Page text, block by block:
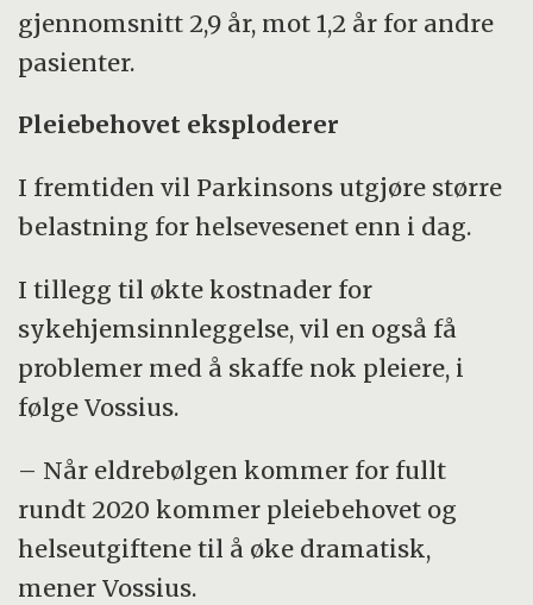
gjennomsnitt 2,9 år, mot 1,2 år for andre
pasienter.
Pleiebehovet eksploderer
I fremtiden vil Parkinsons utgjøre større
belastning for helsevesenet enn i dag.
I tillegg til økte kostnader for
sykehjemsinnleggelse, vil en også få
problemer med å skaffe nok pleiere, i
følge Vossius.
– Når eldrebølgen kommer for fullt
rundt 2020 kommer pleiebehovet og
helseutgiftene til å øke dramatisk,
mener Vossius.